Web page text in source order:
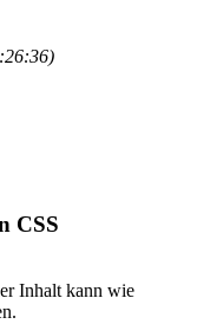
CSS
Inhalt kann wie